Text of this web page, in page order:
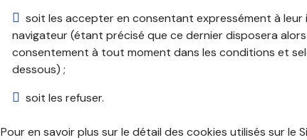
soit les accepter en consentant expressément à
navigateur (étant précisé que ce dernier disposera
consentement à tout moment dans les conditions et
dessous) ;
soit les refuser.
Pour en savoir plus sur le détail des cookies utilisés sur le